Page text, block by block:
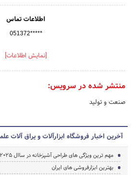
اطلاعات تماس
051372*****
[نمایش اطلاعات]
منتشر شده در سرویس:
صنعت و تولید
آخرین اخبار فروشگاه ابزارآلات و یراق آلات
مهم ترین ویژگی های طراحی آشپزخانه در ساال 2025
بهترین ابزارفروشی های ایران